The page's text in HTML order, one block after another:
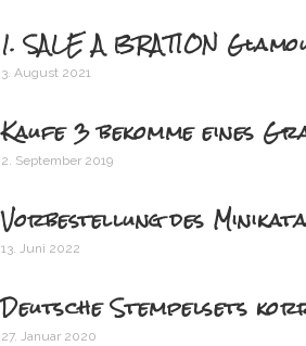
1. SALE A BRATION
3. August 2021
Kaufe 3 bekomme eines
2. September 2019
Vorbestellung des
13. Juni 2022
Deutsche Stempelsets
27. Januar 2020